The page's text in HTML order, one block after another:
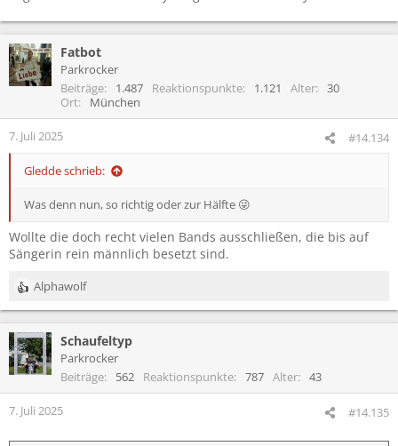
Fatbot
Parkrocker
Beiträge
1.487 Reaktionspunkte 1.121 Alter
30
Ort
München
7. Juli 2025 #14.134
Gledde schrieb:
Was denn nun, so richtig oder zur Hälfte 😜
Wollte die doch recht vielen Bands ausschließen, die bis auf
Sängerin rein männlich besetzt sind.
R
e
k
t
i
o
n
e
n
Alphawolf
Schaufeltyp
Parkrocker
Beiträge
562 Reaktionspunkte 787 Alter 43
7. Juli 2025 #14.135